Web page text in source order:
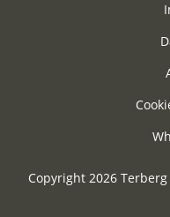
Copyright 2026